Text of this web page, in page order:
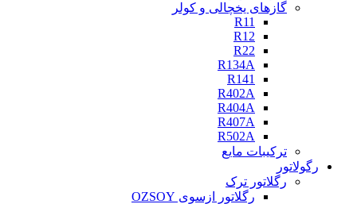
گازهای یخچالی و کولر
R11
R12
R22
R134A
R141
R402A
R404A
R407A
R502A
ترکیبات مایع
رگولاتور
رگلاتور ترک
رگلاتور ازسوی OZSOY